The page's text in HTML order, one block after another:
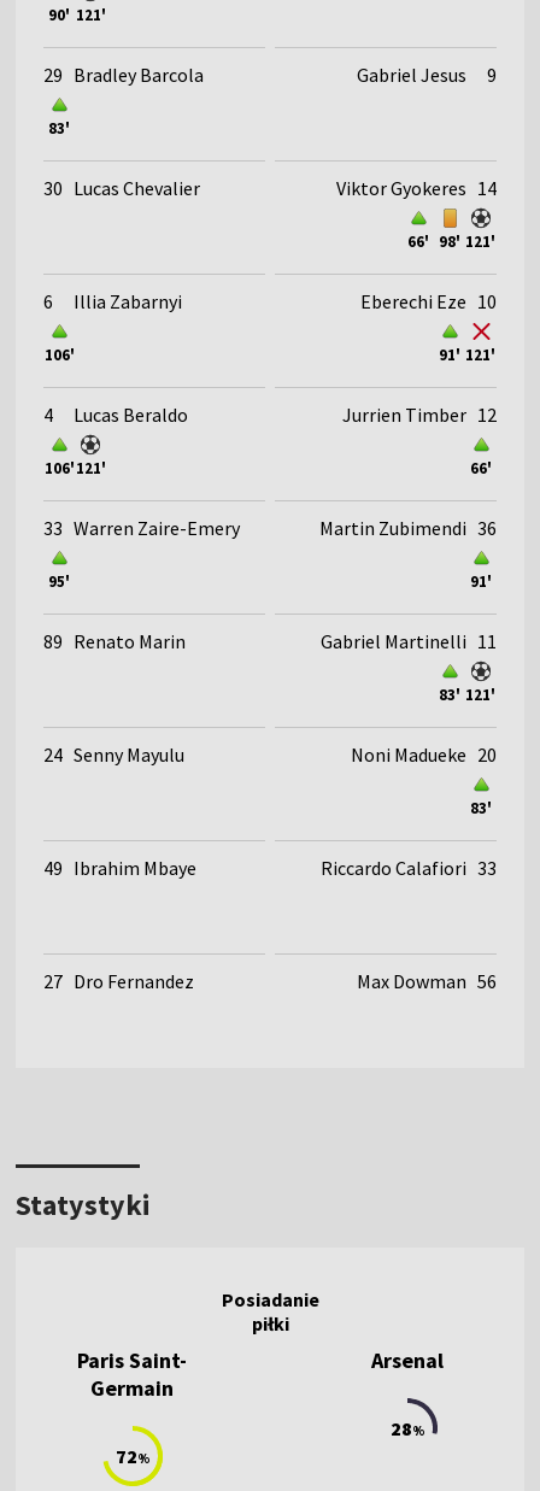
90' 121'
29 Bradley Barcola
83'
30 Lucas Chevalier
6 Illia Zabarnyi
106'
4 Lucas Beraldo
106'121'
33 Warren Zaire-Emery
95'
89 Renato Marin
24 Senny Mayulu
49 Ibrahim Mbaye
27 Dro Fernandez
Gabriel Jesus 9
66' 98' 121'
Viktor Gyokeres 14
91' 121'
Eberechi Eze 10
66'
Jurrien Timber 12
91'
Martin Zubimendi 36
83' 121'
Gabriel Martinelli 11
83'
Noni Madueke 20
Riccardo Calafiori 33
Max Dowman 56
Statystyki
72%
Paris Saint-
Germain
Arsenal
28%